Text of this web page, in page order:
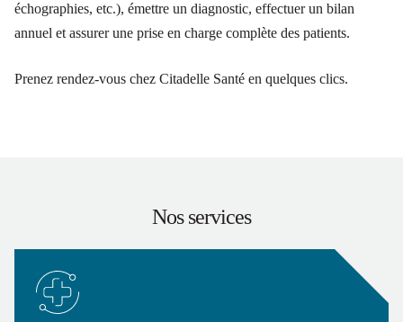
échographies, etc.), émettre un diagnostic, effectuer un bilan
annuel et assurer une prise en charge complète des patients.
Prenez rendez-vous chez Citadelle Santé en quelques clics.
Nos services